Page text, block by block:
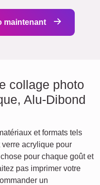
maintenant
collage photo
Alu-Dibond
et formats tels
acrylique pour
pour chaque goût et
pas imprimer votre
un